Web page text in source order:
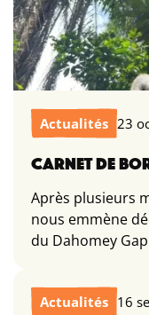
Actualités 23
CARNET DE
Après plusieurs
nous emmène
du Dahomey
Actualités 16